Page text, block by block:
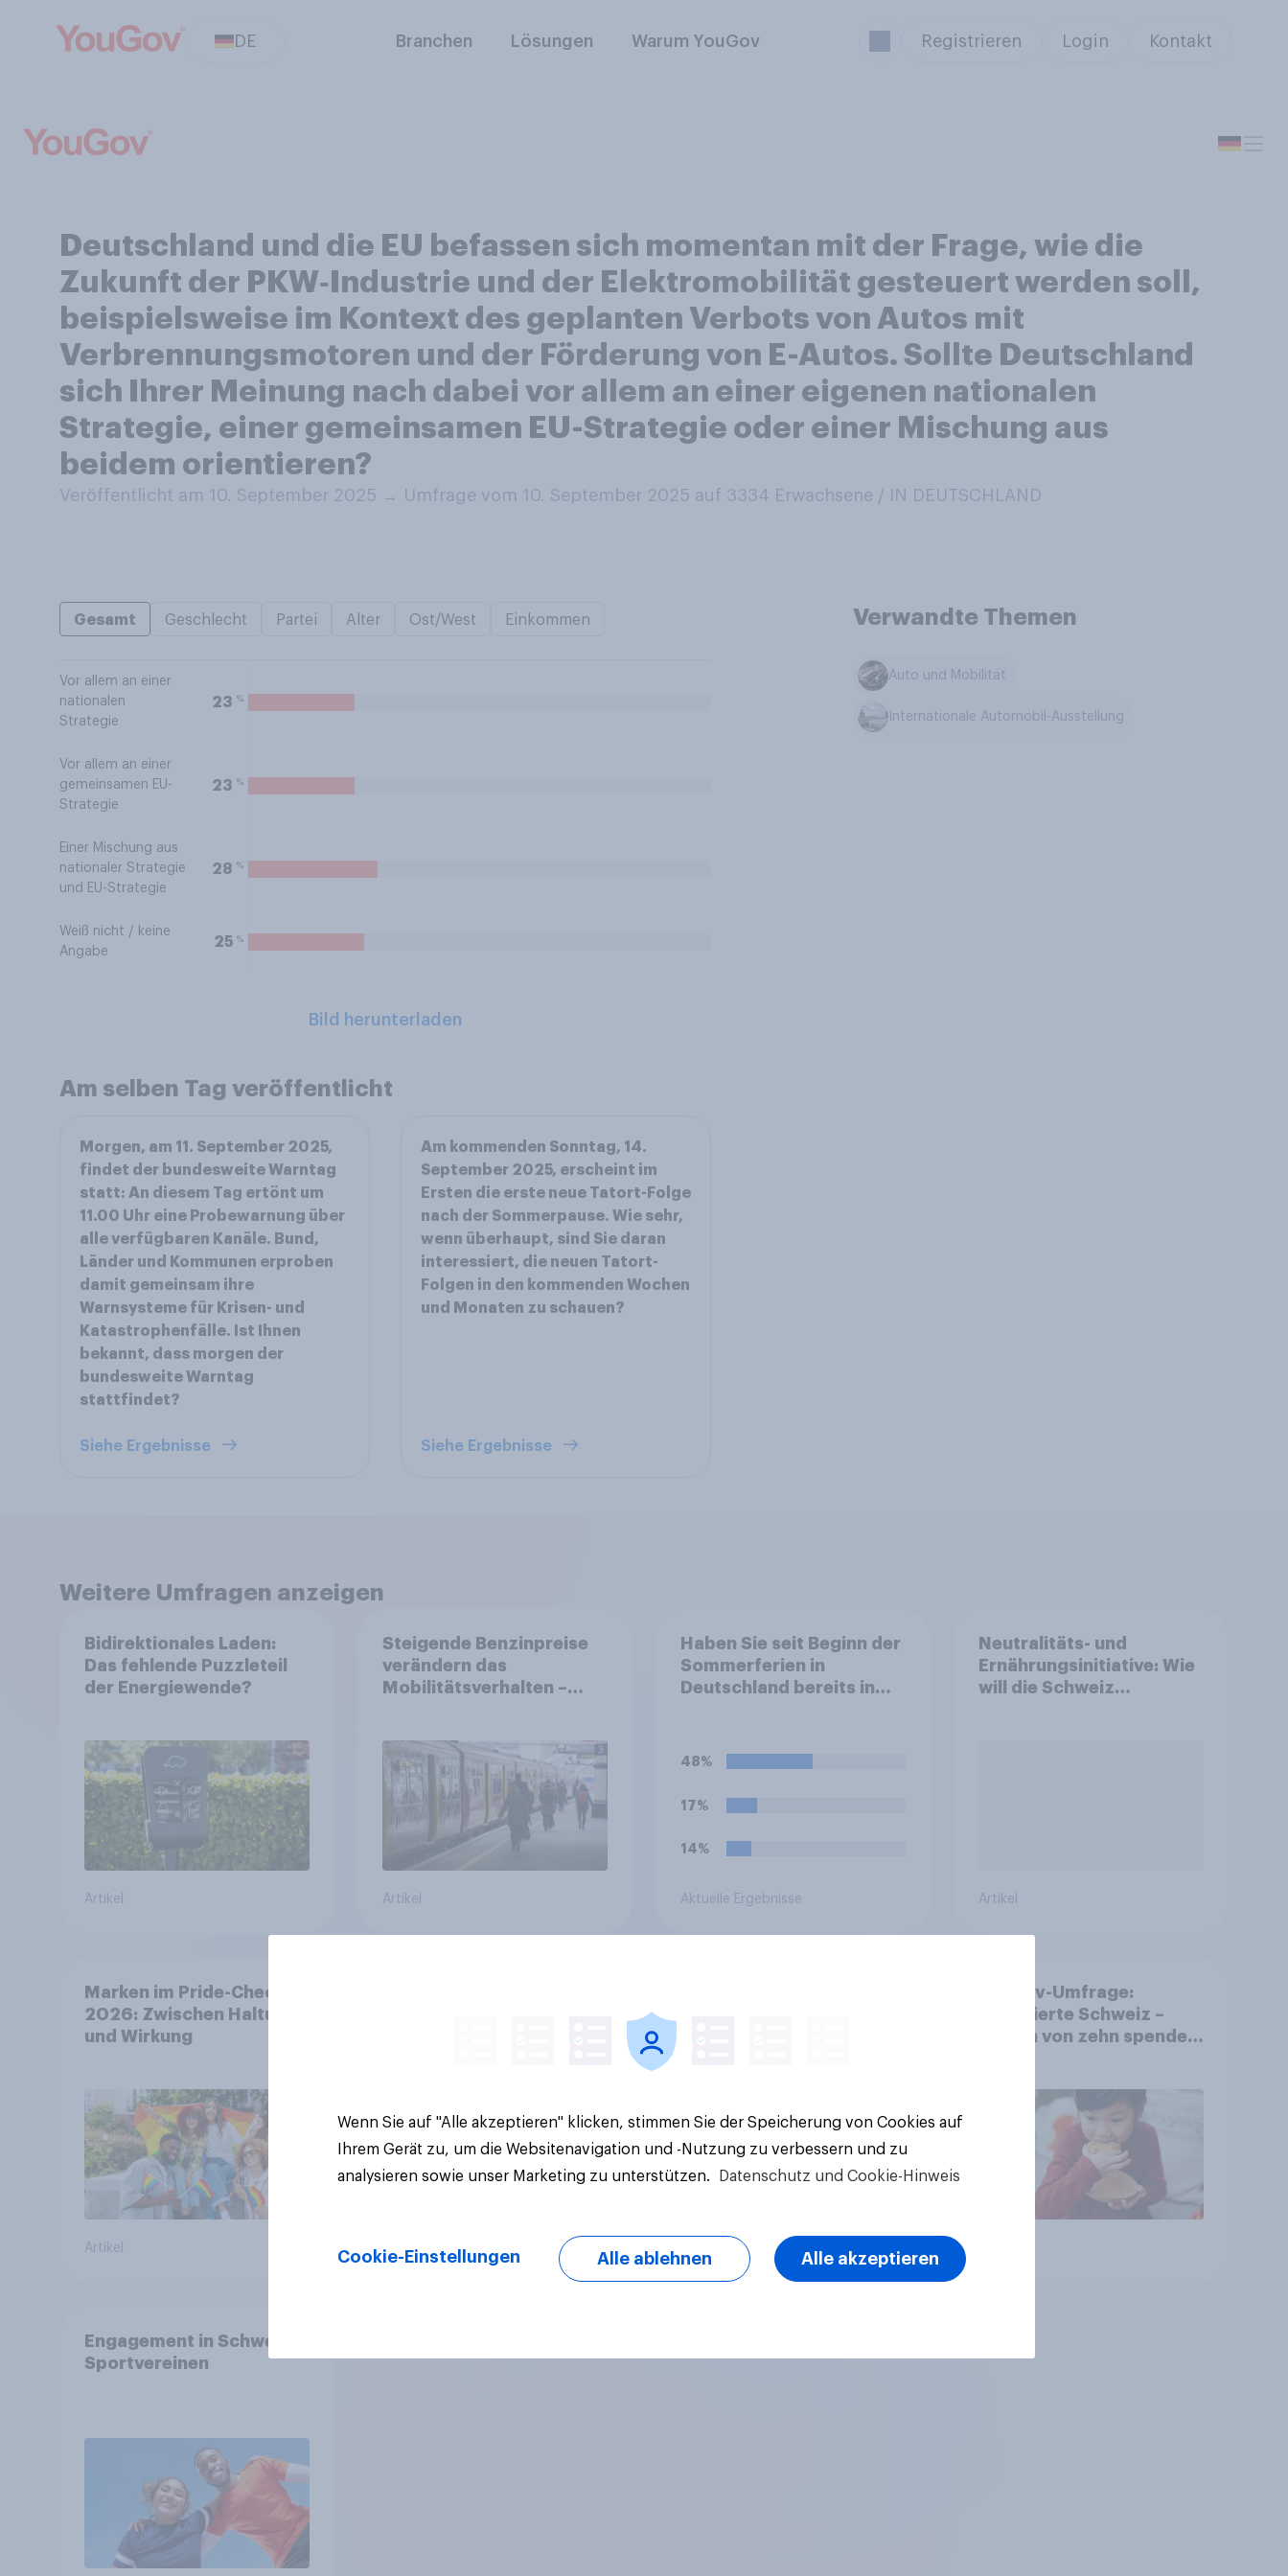
DE Branchen Lösungen Warum YouGov Registrieren Login Kontakt
Deutschland und die EU befassen sich momentan mit der Frage, wie die
Zukunft der PKW‑Industrie und der Elektromobilität gesteuert werden soll,
beispielsweise im Kontext des geplanten Verbots von Autos mit
Verbrennungsmotoren und der Förderung von E-Autos. Sollte Deutschland
sich Ihrer Meinung nach dabei vor allem an einer eigenen nationalen
Strategie, einer gemeinsamen EU-Strategie oder einer Mischung aus
beidem orientieren?
Veröffentlicht am 10. September 2025 → Umfrage vom 10. September 2025 auf 3334 Erwachsene / IN DEUTSCHLAND
Gesamt Geschlecht Partei Alter Ost/West Einkommen
Vor allem an einer
nationalen
Strategie
23 %
Vor allem an einer
gemeinsamen EU-
Strategie
23 %
Einer Mischung aus
nationaler Strategie
und EU-Strategie
28 %
Weiß nicht / keine
Angabe
25 %
Bild herunterladen
Verwandte Themen
Auto und Mobilität
Internationale Automobil-Ausstellung
Am selben Tag veröffentlicht
Morgen, am 11. September 2025,
findet der bundesweite Warntag
statt: An diesem Tag ertönt um
11.00 Uhr eine Probewarnung über
alle verfügbaren Kanäle. Bund,
Länder und Kommunen erproben
damit gemeinsam ihre
Warnsysteme für Krisen- und
Katastrophenfälle. Ist Ihnen
bekannt, dass morgen der
bundesweite Warntag
stattfindet?
Siehe Ergebnisse
Am kommenden Sonntag, 14.
September 2025, erscheint im
Ersten die erste neue Tatort-Folge
nach der Sommerpause. Wie sehr,
wenn überhaupt, sind Sie daran
interessiert, die neuen Tatort-
Folgen in den kommenden Wochen
und Monaten zu schauen?
Siehe Ergebnisse
Weitere Umfragen anzeigen
Bidirektionales Laden:
Das fehlende Puzzleteil
der Energiewende?
Artikel
Steigende Benzinpreise
verändern das
Mobilitätsverhalten –
Auto auf öffentliche
Verkehrsmittel um
Artikel
Haben Sie seit Beginn der
Sommerferien in
Deutschland bereits in
48%
17%
14%
Aktuelle Ergebnisse
Neutralitäts- und
Ernährungsinitiative: Wie
will die Schweiz
Artikel
Marken im Pride-Check
2026: Zwischen Haltung
und Wirkung
Artikel
eigentlich über Geld?
Artikel
StratPop – Datenbasierte
YouGov-Umfrage:
Engagierte Schweiz –
Sieben von zehn spenden,
Engagement in Schweizer
Sportvereinen
Wenn Sie auf "Alle akzeptieren" klicken, stimmen Sie der Speicherung von Cookies auf
Ihrem Gerät zu, um die Websitenavigation und -Nutzung zu verbessern und zu
analysieren sowie unser Marketing zu unterstützen.
Datenschutz und Cookie-Hinweis
Cookie-Einstellungen Alle ablehnen Alle akzeptieren